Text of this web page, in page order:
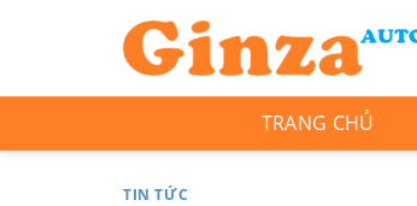
TRANG CHỦ
TIN TỨC